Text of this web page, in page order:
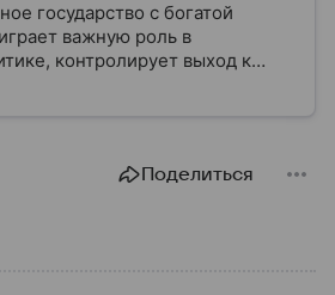
государство с богатой
важную роль в
контролирует выход к
и Ормузскому проливу, а также
Поделиться